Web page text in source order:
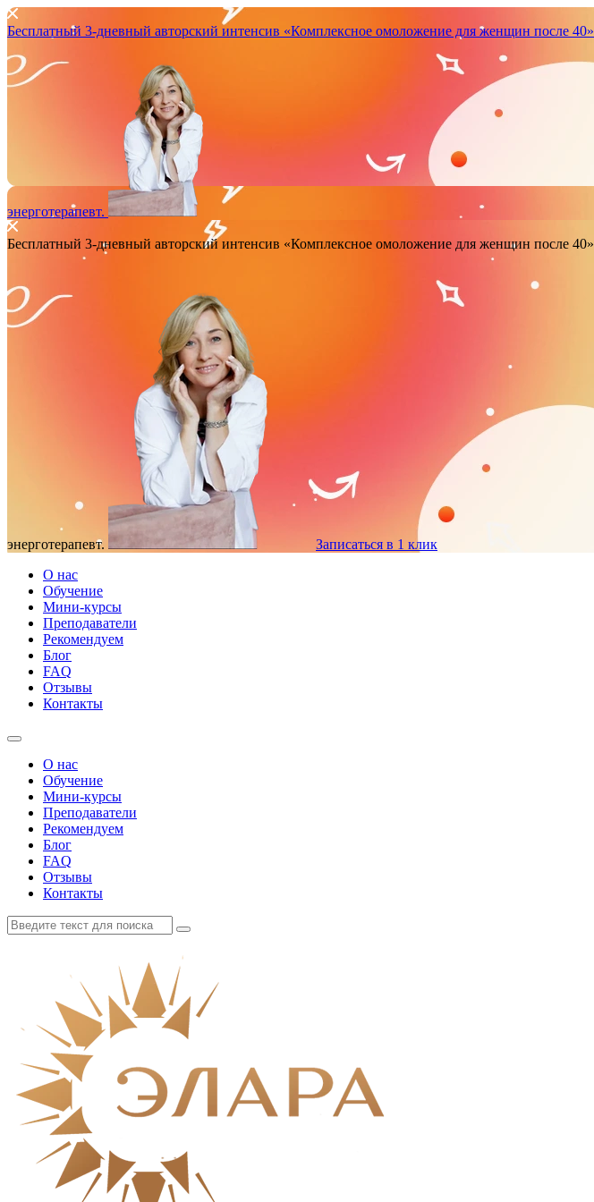
Бесплатный 3-дневный авторский интенсив «Комплексное омоложение для женщин после 40»
энерготерапевт.
Бесплатный 3-дневный авторский интенсив «Комплексное омоложение для женщин после 40»
энерготерапевт.
Записаться в 1 клик
О нас
Обучение
Мини-курсы
Преподаватели
Рекомендуем
Блог
FAQ
Отзывы
Контакты
О нас
Обучение
Мини-курсы
Преподаватели
Рекомендуем
Блог
FAQ
Отзывы
Контакты